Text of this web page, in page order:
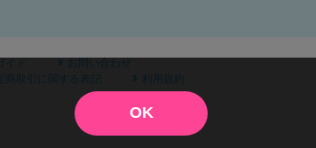
ド
お問い合わせ
商取引に関する表記 利用規約
OK